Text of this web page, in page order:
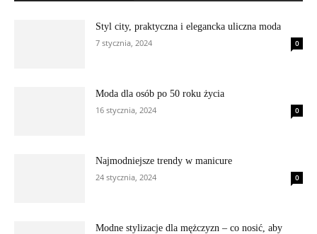
Styl city, praktyczna i elegancka uliczna moda
7 stycznia, 2024
0
Moda dla osób po 50 roku życia
16 stycznia, 2024
0
Najmodniejsze trendy w manicure
24 stycznia, 2024
0
Modne stylizacje dla mężczyzn – co nosić, aby